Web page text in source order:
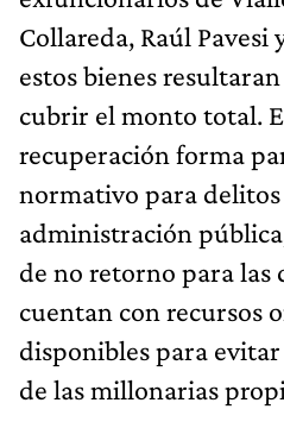
Collareda, Raúl Pavesi
estos bienes
cubrir el monto total.
recuperación forma
normativo para
administración
de no retorno para las
cuentan con recursos
disponibles para
de las millonarias